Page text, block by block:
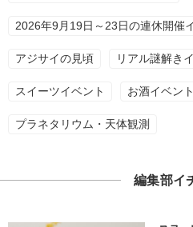
2026年9月19日～23日の連休開催
アジサイの見頃 リアル謎解き
スイーツイベント お酒イベント
プラネタリウム・天体観測
編集部イ